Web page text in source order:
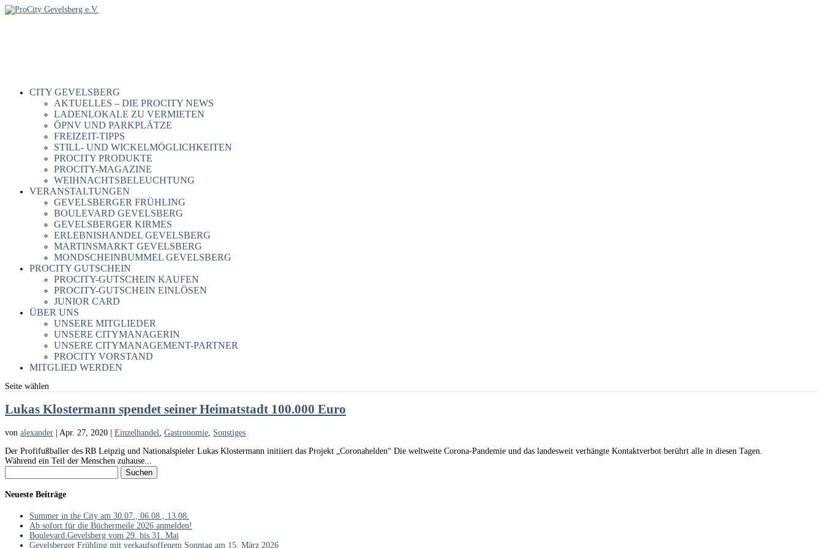
CITY GEVELSBERG
AKTUELLES – DIE PROCITY NEWS
LADENLOKALE ZU VERMIETEN
ÖPNV UND PARKPLÄTZE
FREIZEIT-TIPPS
STILL- UND WICKELMÖGLICHKEITEN
PROCITY PRODUKTE
PROCITY-MAGAZINE
WEIHNACHTSBELEUCHTUNG
VERANSTALTUNGEN
GEVELSBERGER FRÜHLING
BOULEVARD GEVELSBERG
GEVELSBERGER KIRMES
ERLEBNISHANDEL GEVELSBERG
MARTINSMARKT GEVELSBERG
MONDSCHEINBUMMEL GEVELSBERG
PROCITY GUTSCHEIN
PROCITY-GUTSCHEIN KAUFEN
PROCITY-GUTSCHEIN EINLÖSEN
JUNIOR CARD
ÜBER UNS
UNSERE MITGLIEDER
UNSERE CITYMANAGERIN
UNSERE CITYMANAGEMENT-PARTNER
PROCITY VORSTAND
MITGLIED WERDEN
Seite wählen
Lukas Klostermann spendet seiner Heimatstadt 100.000 Euro
von alexander Apr. 27, 2020 Einzelhandel Gastronomie Sonstiges
Der Profifußballer des RB Leipzig und Nationalspieler Lukas Klostermann initiiert das Projekt „Coronahelden“ Die weltweite Corona-Pandemie und das landesweit verhängte Kontaktverbot berührt alle in diesen Tagen.
Während ein Teil der Menschen zuhause...
nach:
Neueste Beiträge
Summer in the City am 30.07., 06.08., 13.08.
Ab sofort für die Büchermeile 2026 anmelden!
Boulevard Gevelsberg vom 29. bis 31. Mai
Gevelsberger Frühling mit verkaufsoffenem Sonntag am 15. März 2026